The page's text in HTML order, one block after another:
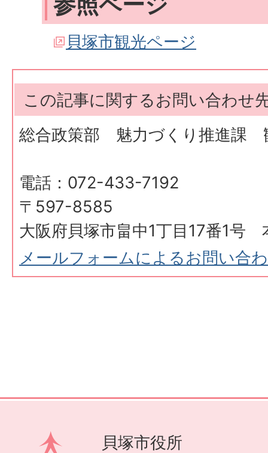
貝塚市観光ページ
この記事に関するお問い合わせ
総合政策部 魅力づくり推進課
電話：072-433-7192
〒597-8585
大阪府貝塚市畠中1丁目17番1号
メールフォームによるお問い合
貝塚市役所